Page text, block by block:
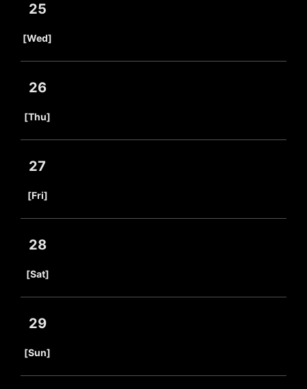
25
[Wed]
26
[Thu]
27
[Fri]
28
[Sat]
29
[Sun]